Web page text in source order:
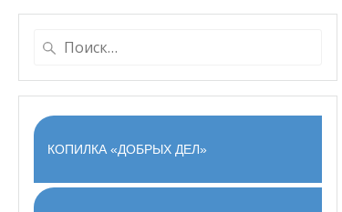
Найти:
КОПИЛКА «ДОБРЫХ ДЕЛ»